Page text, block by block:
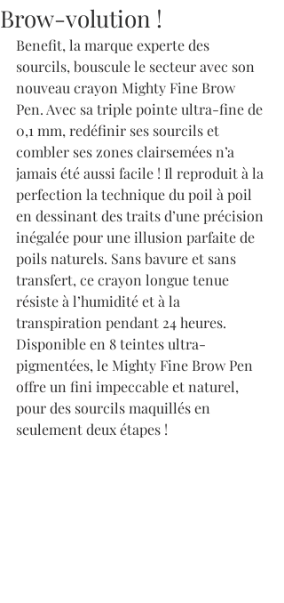
Brow-volution !
Benefit, la marque experte des
sourcils, bouscule le secteur avec son
nouveau crayon Mighty Fine Brow
Pen. Avec sa triple pointe ultra-fine de
0,1 mm, redéfinir ses sourcils et
combler ses zones clairsemées n’a
jamais été aussi facile ! Il reproduit à la
perfection la technique du poil à poil
en dessinant des traits d’une précision
inégalée pour une illusion parfaite de
poils naturels. Sans bavure et sans
transfert, ce crayon longue tenue
résiste à l’humidité et à la
transpiration pendant 24 heures.
Disponible en 8 teintes ultra-
pigmentées, le Mighty Fine Brow Pen
offre un fini impeccable et naturel,
pour des sourcils maquillés en
seulement deux étapes !